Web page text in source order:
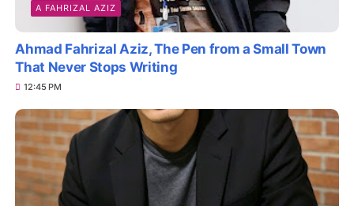
A FAHRIZAL AZIZ
Ahmad Fahrizal Aziz, The Pen from a Small Town
That Never Stops Writing
12:45 PM